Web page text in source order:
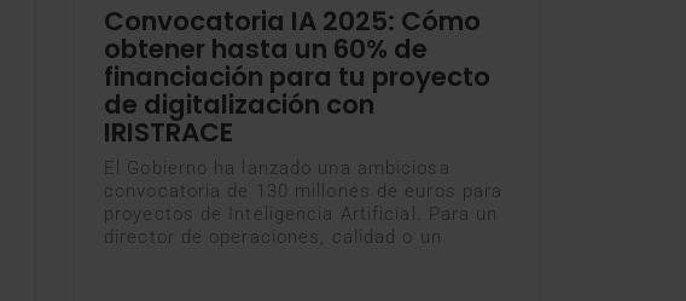
Convocatoria IA 2025: Cómo
obtener hasta un 60% de
financiación para tu proyecto
de digitalización con
IRISTRACE
El Gobierno ha lanzado una ambiciosa
convocatoria de 130 millones de euros para
proyectos de Inteligencia Artificial. Para un
director de operaciones, calidad o un